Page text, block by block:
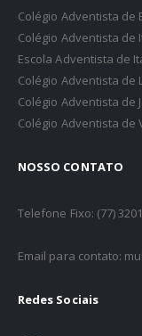
Colégio Adventista de
Colégio Adventista de
Escola Adventista de
Colégio Adventista de
Colégio Adventista de
Colégio Adventista de
NOSSO CONTATO
Telefone Fixo: (77)
Email para contato:
Redes Sociais